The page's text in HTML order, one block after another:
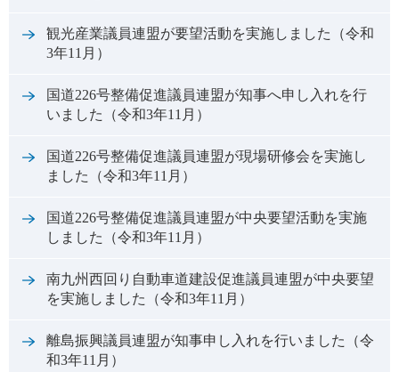
観光産業議員連盟が要望活動を実施しました（令和
3年11月）
国道226号整備促進議員連盟が知事へ申し入れを行
いました（令和3年11月）
国道226号整備促進議員連盟が現場研修会を実施し
ました（令和3年11月）
国道226号整備促進議員連盟が中央要望活動を実施
しました（令和3年11月）
南九州西回り自動車道建設促進議員連盟が中央要望
を実施しました（令和3年11月）
離島振興議員連盟が知事申し入れを行いました（令
和3年11月）